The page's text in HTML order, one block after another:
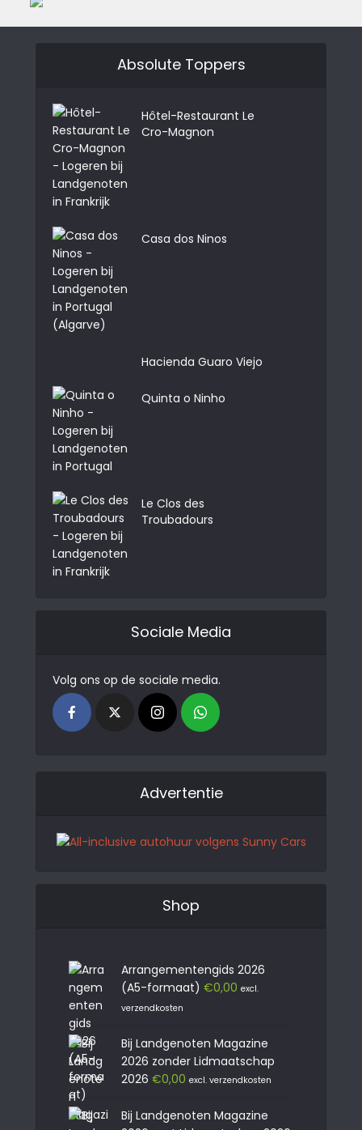
Absolute Toppers
Hôtel-Restaurant Le
Cro-Magnon
Casa dos Ninos
Hacienda Guaro Viejo
Quinta o Ninho
Le Clos des
Troubadours
Sociale Media
Volg ons op de sociale media.
Advertentie
Shop
Arrangementengids 2026
(A5-formaat) €0,00 excl.
verzendkosten
Bij Landgenoten Magazine
2026 zonder Lidmaatschap
2026 €0,00 excl. verzendkosten
Bij Landgenoten Magazine